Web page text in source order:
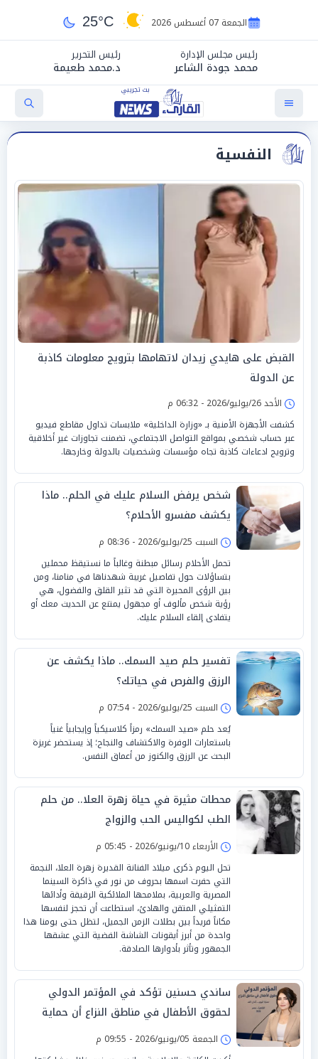
الجمعة 07 أغسطس 2026 25°C
رئيس مجلس الإدارة
محمد جودة الشاعر
رئيس التحرير
د.محمد طعيمة
النفسية
القبض على هايدي زيدان لاتهامها بترويج معلومات كاذبة
عن الدولة
الأحد 26/يوليو/2026 - 06:32 م
كشفت الأجهزة الأمنية بـ «وزارة الداخلية» ملابسات تداول مقاطع فيديو
عبر حساب شخصي بمواقع التواصل الاجتماعي، تضمنت تجاوزات غير أخلاقية
وترويج ادعاءات كاذبة تجاه مؤسسات وشخصيات بالدولة وخارجها.
شخص يرفض السلام عليك في الحلم.. ماذا
يكشف مفسرو الأحلام؟
السبت 25/يوليو/2026 - 08:36 م
تحمل الأحلام رسائل مبطنة وغالباً ما نستيقظ محملين
بتساؤلات حول تفاصيل غريبة شهدناها في منامنا، ومن
بين الرؤى المحيرة التي قد تثير القلق والفضول، هي
رؤية شخص مألوف أو مجهول يمتنع عن الحديث معك أو
يتفادى إلقاء السلام عليك.
تفسير حلم صيد السمك.. ماذا يكشف عن
الرزق والفرص في حياتك؟
السبت 25/يوليو/2026 - 07:54 م
يُعد حلم «صيد السمك» رمزاً كلاسيكياً وإيجابياً غنياً
باستعارات الوفرة والاكتشاف والنجاح؛ إذ يستحضر غريزة
البحث عن الرزق والكنوز من أعماق النفس.
محطات مثيرة في حياة زهرة العلا.. من حلم
الطب لكواليس الحب والزواج
الأربعاء 10/يونيو/2026 - 05:45 م
تحل اليوم ذكرى ميلاد الفنانة القديرة زهرة العلا، النجمة
التي حفرت اسمها بحروف من نور في ذاكرة السينما
المصرية والعربية، بملامحها الملائكية الرقيقة وأدائها
التمثيلي المتقن والهادئ، استطاعت أن تحجز لنفسها
مكاناً فريداً بين بطلات الزمن الجميل، لتظل حتى يومنا هذا
واحدة من أبرز أيقونات الشاشة الفضية التي عشقها
الجمهور وتأثر بأدوارها الصادقة.
ساندي حسنين تؤكد في المؤتمر الدولي
لحقوق الأطفال في مناطق النزاع أن حماية
الطفولة مسؤولية إنسانية عالمية
الجمعة 05/يونيو/2026 - 09:55 م